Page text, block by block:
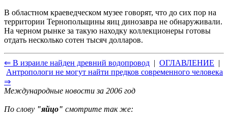
В областном краеведческом музее говорят, что до сих пор на
территории Тернопольщины яиц динозавра не обнаруживали.
На черном рынке за такую находку коллекционеры готовы
отдать несколько сотен тысяч долларов.
⇐ В израиле найден древний водопровод | ОГЛАВЛЕНИЕ |
Антропологи не могут найти предков современного человека
⇒
Международные новости за 2006 год
По слову "яйцо" смотрите так же: